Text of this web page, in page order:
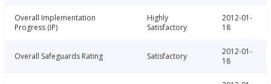
Overall Implementation
Progress (IP)
Highly
Satisfactory
2012-01-
18
Overall Safeguards Rating Satisfactory
2012-01-
18